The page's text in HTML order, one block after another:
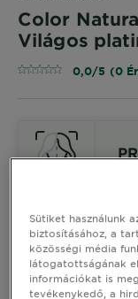
Color
Világos
0,0/5 (0
Hasonló Árnyalatok
Color
8.1
Sütiket használunk
biztosításához, a
közösségi média
látogatottságának
információkat is
tevékenykedő, a